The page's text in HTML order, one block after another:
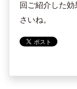
回ご紹介した
さいね。